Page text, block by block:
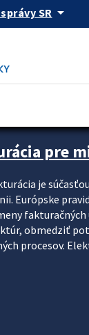
SR arrow_drop_down
pre
je
Európske
obmedziť
procesov.